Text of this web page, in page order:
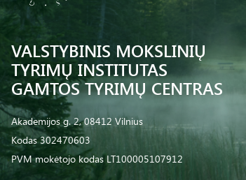
VALSTYBINIS MOKSLINIŲ
TYRIMŲ INSTITUTAS
GAMTOS TYRIMŲ CENTRAS
Akademijos g. 2, 08412 Vilnius
Kodas 302470603
PVM mokėtojo kodas LT100005107912